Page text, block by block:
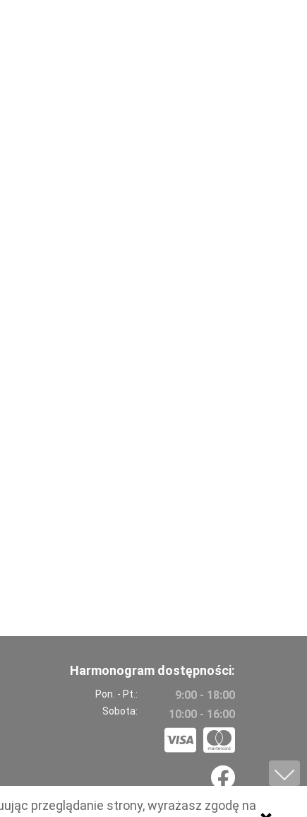
Harmonogram dostępności:
Pon. - Pt.:
Sobota:
9:00 - 18:00
10:00 - 16:00
przeglądanie strony, wyrażasz zgodę na